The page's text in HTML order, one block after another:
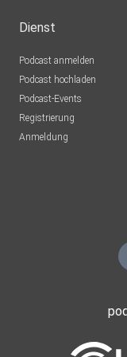
Dienst
Podcast anmelden
Podcast hochladen
Podcast-Events
Registrierung
Anmeldung